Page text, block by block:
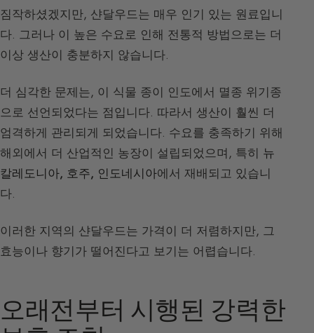
짐작하셨겠지만, 샨달우드는 매우 인기 있는 원료입니
다. 그러나 이 높은 수요로 인해 전통적 방법으로는 더
이상 생산이 충분하지 않습니다.
더 심각한 문제는, 이 식물 종이 인도에서 멸종 위기종
으로 선언되었다는 점입니다. 따라서 생산이 훨씬 더
엄격하게 관리되게 되었습니다. 수요를 충족하기 위해
해외에서 더 산업적인 농장이 설립되었으며, 특히 뉴
칼레도니아, 호주, 인도네시아에서 재배되고 있습니
다.
이러한 지역의 샨달우드는 가격이 더 저렴하지만, 그
효능이나 향기가 떨어진다고 보기는 어렵습니다.
오래전부터 시행된 강력한